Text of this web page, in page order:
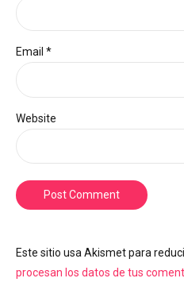
Email *
Website
Post Comment
Este sitio usa Akismet para
procesan los datos de tus